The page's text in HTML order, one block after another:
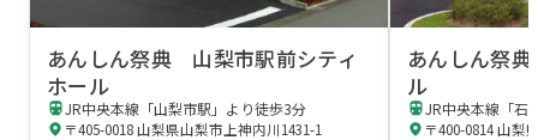
あんしん祭典 山梨市駅前シティ
ホール
JR中央本線「山梨市駅」より徒歩3分
〒405-0018 山梨県山梨市上神内川1431-1
あんしん祭
ル
JR中央本線「石
〒400-0814 山梨